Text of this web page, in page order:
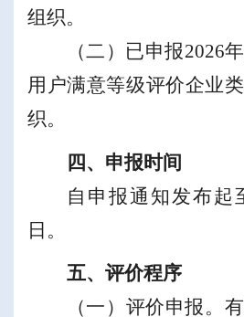
组织。
（二） 已申报2026
用户满意等级评价企业
织。
四、 申报时间
自申报通知发布起
日 。
五、评价程序
（一）评价申报。